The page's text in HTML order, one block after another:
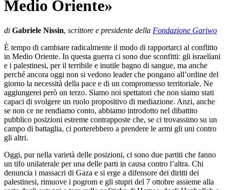
Medio Oriente»
di Gabriele Nissin, scrittore e presidente della Fondazione Gariwo
È tempo di cambiare radicalmente il modo di rapportarci al conflitto
in Medio Oriente. In questa guerra ci sono due sconfitti: gli israeliani
e i palestinesi, per il terribile e inutile bagno di sangue, ma anche
perché ancora oggi non si vedono leader che pongano all’ordine del
giorno la necessità della pace e di un compromesso territoriale. Ne
aggiungerei però un terzo. Siamo noi spettatori che non siamo stati
capaci di svolgere un ruolo propositivo di mediazione. Anzi, anche
se non ce ne rendiamo conto, abbiamo introdotto nel dibattito
pubblico posizioni estreme contrapposte che, se ci trovassimo su un
campo di battaglia, ci porterebbero a prendere le armi gli uni contro
gli altri.
Oggi, pur nella varietà delle posizioni, ci sono due partiti che fanno
un tifo unilaterale per una delle parti in causa contro l’altra. Chi
denuncia i massacri di Gaza e si erge a difensore dei diritti dei
palestinesi, rimuove i pogrom e gli stupri del 7 ottobre assieme alla